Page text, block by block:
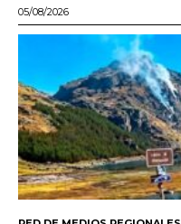
05/08/2026